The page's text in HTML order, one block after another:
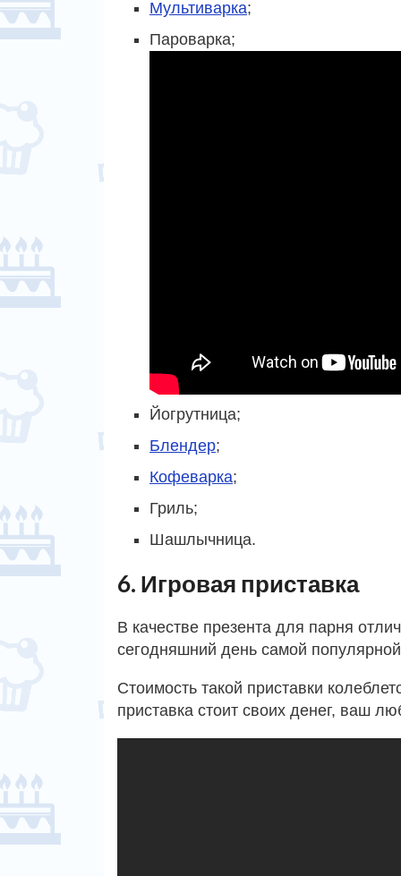
Мультиварка;
Пароварка;
Йогрутница;
Блендер;
Кофеварка;
Гриль;
Шашлычница.
6. Игровая приставка
В качестве презента для парня
сегодняшний день самой
Стоимость такой приставки
приставка стоит своих денег, ваш